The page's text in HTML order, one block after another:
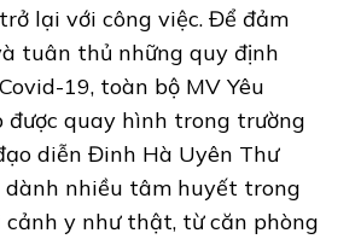
lại với công việc. Để đảm
tuân thủ những quy định
19, toàn bộ MV Yêu
được quay hình trong trường
diễn Đinh Hà Uyên Thư
dành nhiều tâm huyết trong
cảnh y như thật, từ căn phòng